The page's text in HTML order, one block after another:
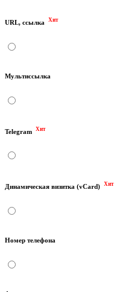
URL, ссылка Хит
Мультиссылка
Telegram Хит
Динамическая визитка (vCard) Хит
Номер телефона